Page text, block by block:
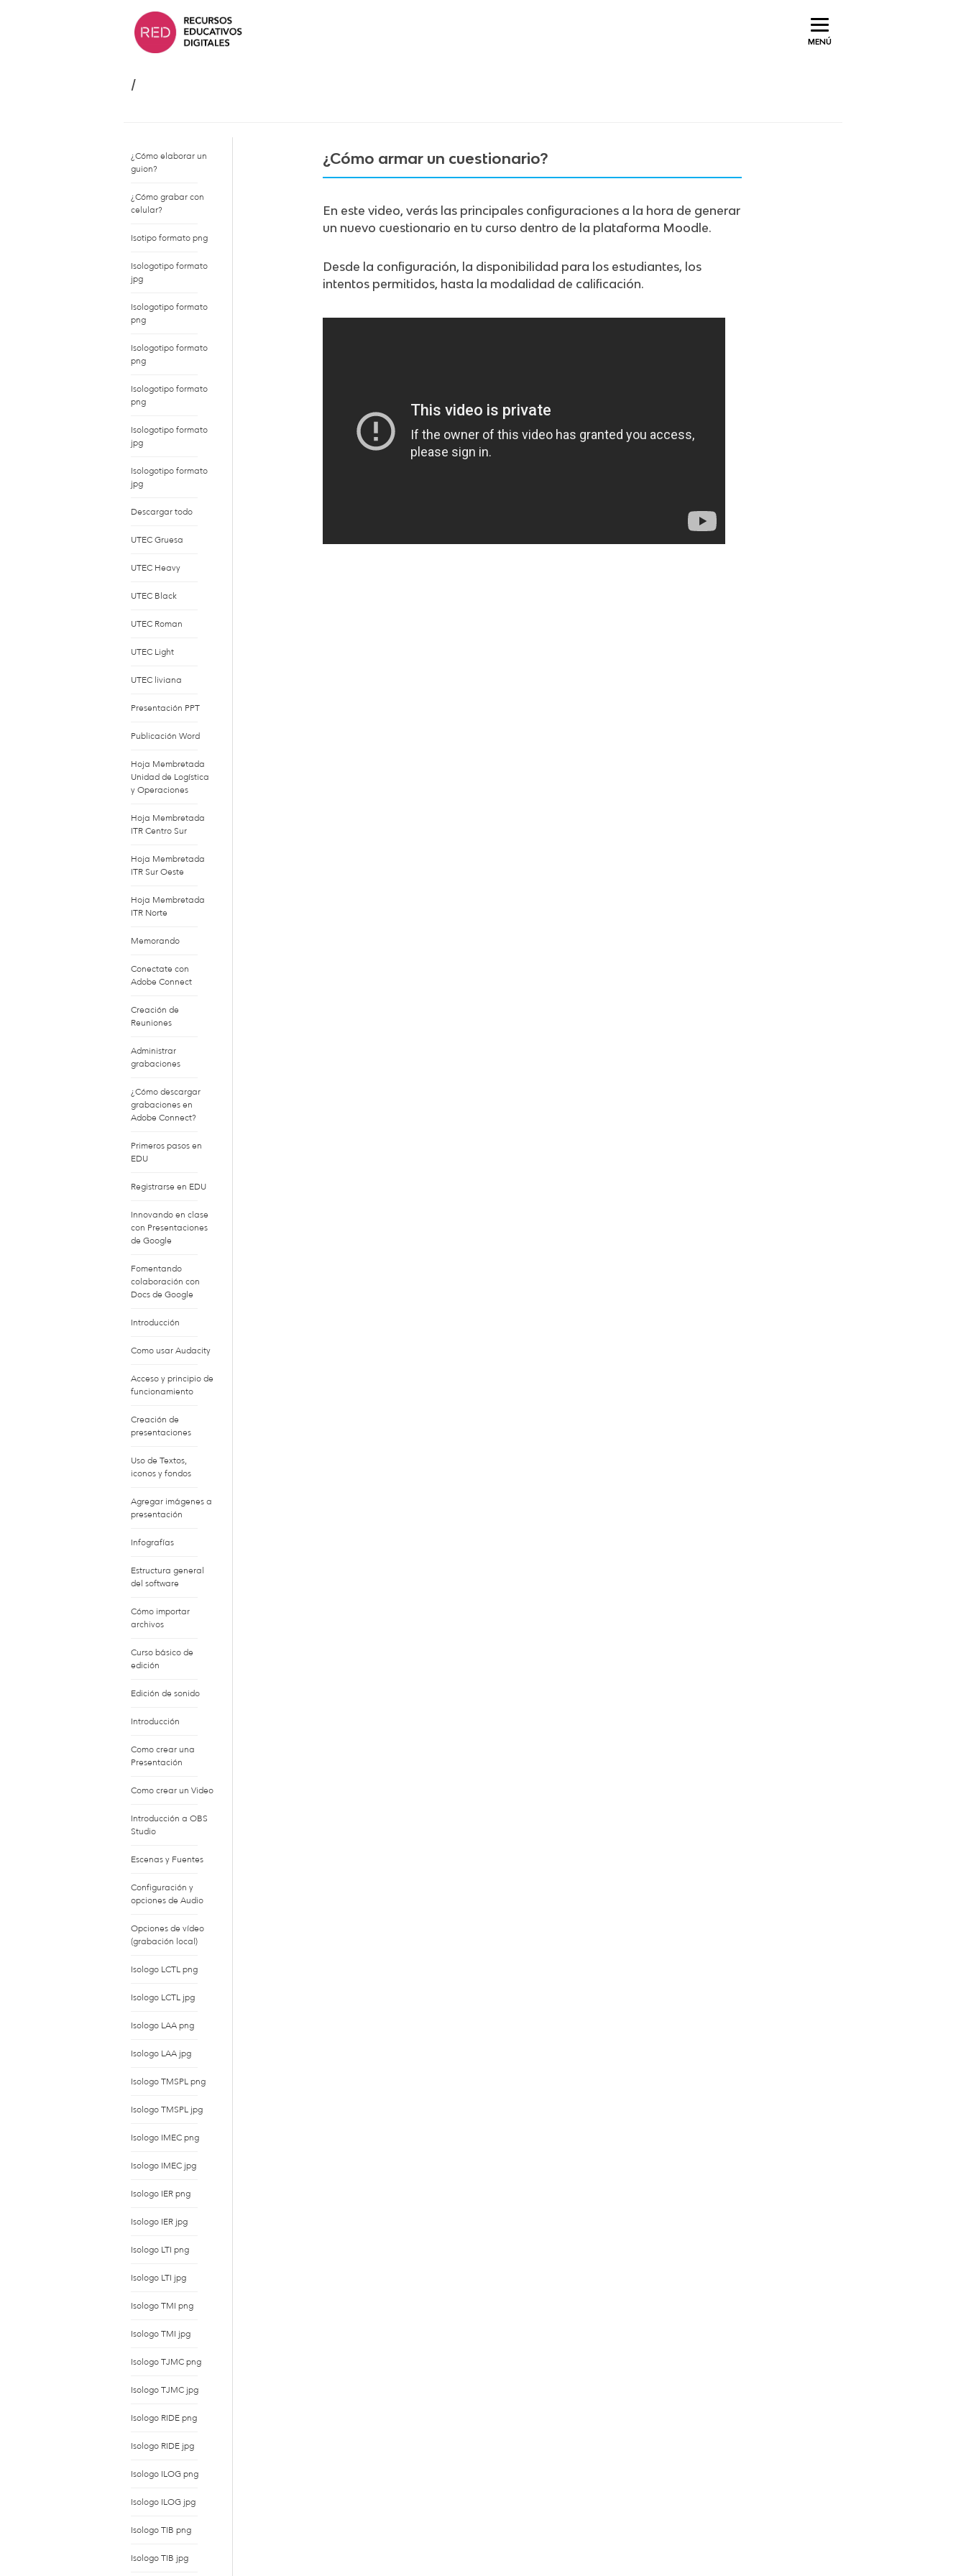
MENÚ
Saltar
al
/
¿Cómo elaborar un
guion?
¿Cómo grabar con
celular?
Isotipo formato png
Isologotipo formato
jpg
Isologotipo formato
png
Isologotipo formato
png
Isologotipo formato
png
Isologotipo formato
jpg
Isologotipo formato
jpg
Descargar todo
UTEC Gruesa
UTEC Heavy
UTEC Black
UTEC Roman
UTEC Light
UTEC liviana
Presentación PPT
Publicación Word
Hoja Membretada
Unidad de Logística
y Operaciones
Hoja Membretada
ITR Centro Sur
Hoja Membretada
ITR Sur Oeste
Hoja Membretada
ITR Norte
Memorando
Conectate con
Adobe Connect
Creación de
Reuniones
Administrar
grabaciones
¿Cómo descargar
grabaciones en
Adobe Connect?
Primeros pasos en
EDU
Registrarse en EDU
Innovando en clase
con Presentaciones
de Google
Fomentando
colaboración con
Docs de Google
Introducción
Como usar Audacity
Acceso y principio de
funcionamiento
Creación de
presentaciones
Uso de Textos,
iconos y fondos
Agregar imágenes a
presentación
Infografías
Estructura general
del software
Cómo importar
archivos
Curso básico de
edición
Edición de sonido
Introducción
Como crear una
Presentación
Como crear un Video
Introducción a OBS
Studio
Escenas y Fuentes
Configuración y
opciones de Audio
Opciones de vídeo
(grabación local)
Isologo LCTL png
Isologo LCTL jpg
Isologo LAA png
Isologo LAA jpg
Isologo TMSPL png
Isologo TMSPL jpg
Isologo IMEC png
Isologo IMEC jpg
Isologo IER png
Isologo IER jpg
Isologo LTI png
Isologo LTI jpg
Isologo TMI png
Isologo TMI jpg
Isologo TJMC png
Isologo TJMC jpg
Isologo RIDE png
Isologo RIDE jpg
Isologo ILOG png
Isologo ILOG jpg
Isologo TIB png
Isologo TIB jpg
¿Cómo armar un cuestionario?
En este video, verás las principales configuraciones a la hora de generar
un nuevo cuestionario en tu curso dentro de la plataforma Moodle.
Desde la configuración, la disponibilidad para los estudiantes, los
intentos permitidos, hasta la modalidad de calificación.